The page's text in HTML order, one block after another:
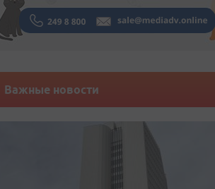
Важные новости